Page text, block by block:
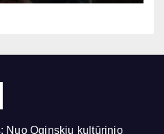
Nuo Oginskių kultūrinio